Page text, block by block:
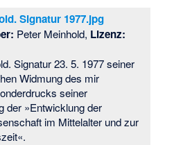
Signatur 1977.jpg
Peter Meinhold, Lizenz:
Signatur 23. 5. 1977 seiner
Widmung des mir
seiner
der »Entwicklung der
im Mittelalter und zur